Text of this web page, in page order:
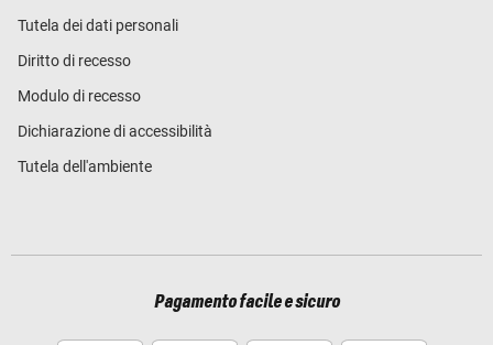
Tutela dei dati personali
Diritto di recesso
Modulo di recesso
Dichiarazione di accessibilità
Tutela dell'ambiente
Pagamento facile e sicuro